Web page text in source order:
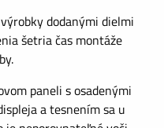
dodanými dielmi
šetria čas montáže
paneli s osadenými
a tesnením sa u